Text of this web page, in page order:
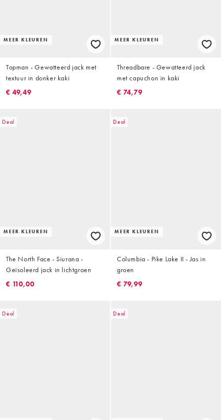
MEER KLEUREN
Topman - Gewatteerd jack met
textuur in donker kaki
€ 49,49
MEER KLEUREN
Threadbare - Gewatteerd jack
met capuchon in kaki
€ 74,79
Deal
MEER KLEUREN
The North Face - Siurana -
Geïsoleerd jack in lichtgroen
€ 110,00
Deal
MEER KLEUREN
Columbia - Pike Lake II - Jas in
groen
€ 79,99
Deal Deal